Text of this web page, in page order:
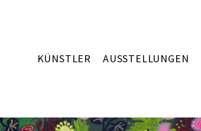
KÜNSTLER AUSSTELLUNGEN